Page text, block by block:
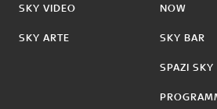
SKY VIDEO
SKY ARTE
NOW
SKY BAR
SPAZI SKY